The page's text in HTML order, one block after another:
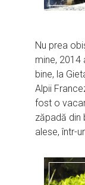
Nu prea
mine, 2014
bine, la
Alpii
fost o
zăpadă din
alese, într-